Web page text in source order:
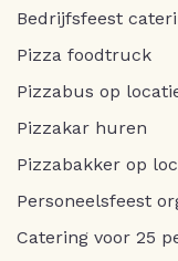
Bedrijfsfeest
Pizza foodtruck
Pizzabus op
Pizzakar huren
Pizzabakker op
Personeelsfeest
Catering voor 25